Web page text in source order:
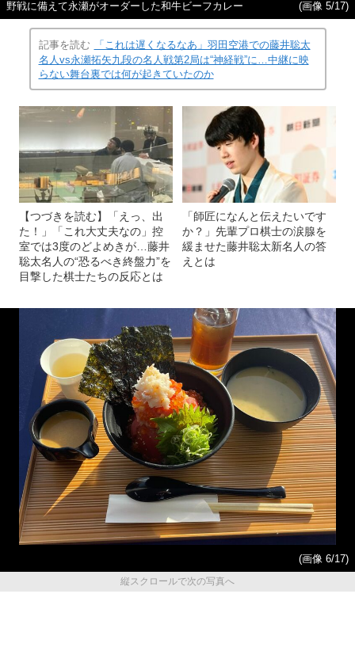
野戦に備えて永瀬がオーダーした和牛ビーフカレー (画像 5/17)
記事を読む
「これは遅くなるなあ」羽田空港での藤井聡太
名人vs永瀬拓矢九段の名人戦第2局は“神経戦”に…中継に映
らない舞台裏では何が起きていたのか
【つづきを読む】「えっ、出
た！」「これ大丈夫なの」控
室では3度のどよめきが…藤井
聡太名人の“恐るべき終盤力”を
目撃した棋士たちの反応とは
「師匠になんと伝えたいです
か？」先輩プロ棋士の涙腺を
緩ませた藤井聡太新名人の答
えとは
(画像 6/17)
縦スクロールで次の写真へ